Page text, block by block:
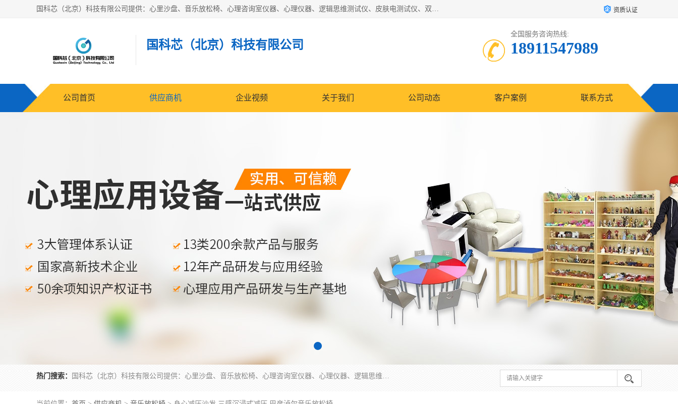
国科芯（北京）科技有限公司提供：心里沙盘、音乐放松椅、心理咨询室仪器、心理仪器、逻辑思维测试仪、皮肤电测试仪、双手协调器、双手协调测试仪、注意力集中测试仪等各种心理学仪器设备。 资质认证
国科芯（北京）科技有限公司
全国服务咨询热线:
18911547989
公司首页 供应商机 企业视频 关于我们 公司动态 客户案例 联系方式
热门搜索： 国科芯（北京）科技有限公司提供：心里沙盘、音乐放松椅、心理咨询室仪器、心理仪器、逻辑思维测试仪、皮肤电测试仪、双手协调器、双手协调测试仪、注意力集中测试仪等各种心理学仪器设备。